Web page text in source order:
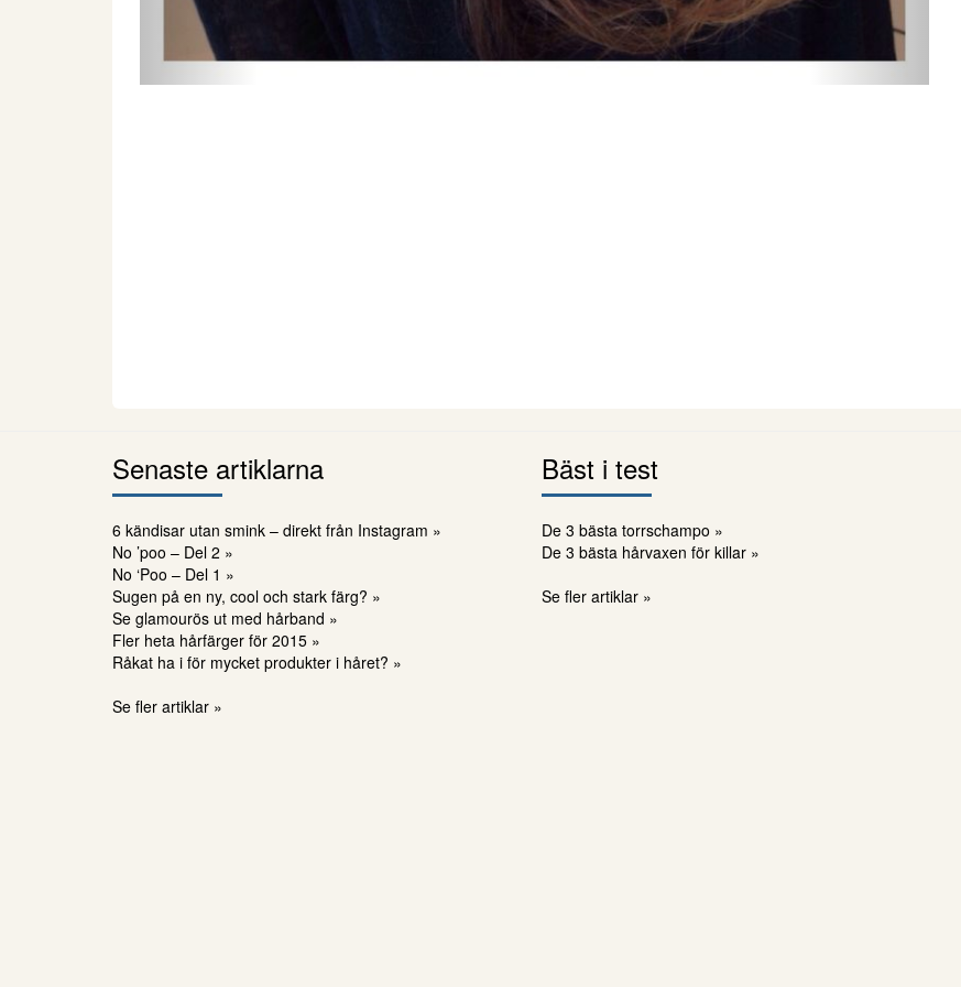
Senaste artiklarna
6 kändisar utan smink – direkt från Instagram »
No ’poo – Del 2 »
No ‘Poo – Del 1 »
Sugen på en ny, cool och stark färg? »
Se glamourös ut med hårband »
Fler heta hårfärger för 2015 »
Råkat ha i för mycket produkter i håret? »
Se fler artiklar »
Bäst i test
De 3 bästa torrschampo »
De 3 bästa hårvaxen för killar »
Se fler artiklar »